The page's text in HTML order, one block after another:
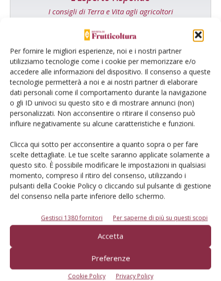
Per fornire le migliori esperienze, noi e i nostri partner
utilizziamo tecnologie come i cookie per memorizzare e/o
accedere alle informazioni del dispositivo. Il consenso a queste
tecnologie permetterà a noi e ai nostri partner di elaborare
dati personali come il comportamento durante la navigazione
o gli ID univoci su questo sito e di mostrare annunci (non)
personalizzati. Non acconsentire o ritirare il consenso può
influire negativamente su alcune caratteristiche e funzioni.
Clicca qui sotto per acconsentire a quanto sopra o per fare
scelte dettagliate. Le tue scelte saranno applicate solamente a
questo sito. È possibile modificare le impostazioni in qualsiasi
momento, compreso il ritiro del consenso, utilizzando i
pulsanti della Cookie Policy o cliccando sul pulsante di gestione
del consenso nella parte inferiore dello schermo.
Gestisci 1380 fornitori Per saperne di più su questi scopi
Accetta
Preferenze
Cookie Policy Privacy Policy
I consigli di Terra e Vita agli agricoltori
Cerca adesso
Dalla stessa categoria
MELO 6 Agosto 2026
Mele, la produzione europea
scenderà sotto i 10 milioni di
tonnellate
Secondo le previsioni di Prognosfruit 2026, pesano nel bilancio gli
eventi climatici estremi. Ma le prospettive di mercato sono buone